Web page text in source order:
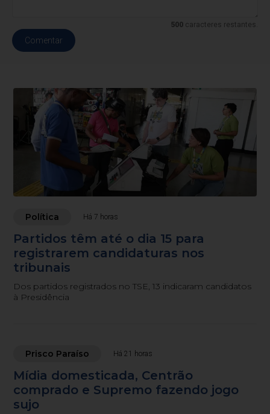
500caracteres restantes.
Comentar
Política Há 7 horas
Partidos têm até o dia 15 para
registrarem candidaturas nos
tribunais
Dos partidos registrados no TSE, 13 indicaram candidatos
à Presidência
Prisco Paraíso Há 21 horas
Mídia domesticada, Centrão
comprado e Supremo fazendo jogo
sujo